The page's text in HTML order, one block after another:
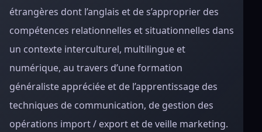
étrangères dont l’anglais et de s’approprier des
compétences relationnelles et situationnelles dans
un contexte interculturel, multilingue et
numérique, au travers d’une formation
généraliste appréciée et de l’apprentissage des
techniques de communication, de gestion des
opérations import / export et de veille marketing.